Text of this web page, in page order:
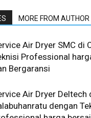
MORE FROM AUTHOR
Air Dryer SMC di
Professional
Bergaransi
Air Dryer Deltech
dengan